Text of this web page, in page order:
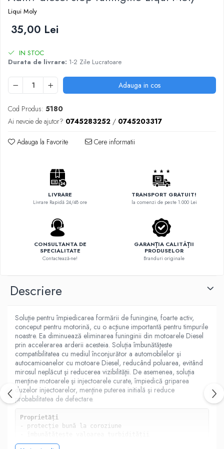
Liqui Moly
35,00 Lei
IN STOC
Durata de livrare: 1-2 Zile Lucratoare
Adauga in cos
Cod Produs: 5180
Ai nevoie de ajutor? 0745283252 / 0745203317
Adauga la Favorite Cere informatii
LIVRARE
Livrare Rapidă 24/48 ore
TRANSPORT GRATUIT!
la comenzi de peste 1.000 Lei
CONSULTANTA DE
SPECIALITATE
Contactează-ne!
GARANȚIA CALITĂȚII
PRODUSELOR
Branduri originale
Descriere
Soluţie pentru împiedicarea formării de funingine, foarte activ,
conceput pentru motorină, cu o acţiune importantă pentru timpurile
noastre. Ea diminuează eliminarea funinginii din motoarele Diesel
prin accelerarea arderii acesteia. Soluţia îmbunătăţeste
compatibilitatea cu mediul înconjurător a automobilelor şi
autocamioanelor cu motoare Diesel, reducând poluarea, evitând
mirosul neplăcut şi reducerea vizibilităţii. De asemenea, soluţia
menţine motoarele şi injectoarele curate, împiedică griparea
duzelor injectoarelor, menţine puterea initială şi reduce
probabilitatea de defectare.
Proprietăți
- protecție bună la coroziune
- fără poluare pentru mediu